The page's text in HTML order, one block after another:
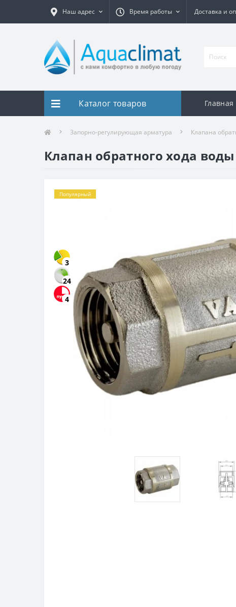
Наш адрес Время работы Доставка и
Каталог товаров Главная
Запорно-регулирующая арматура Клапана
Клапан обратного хода
Популярный
3
24
4